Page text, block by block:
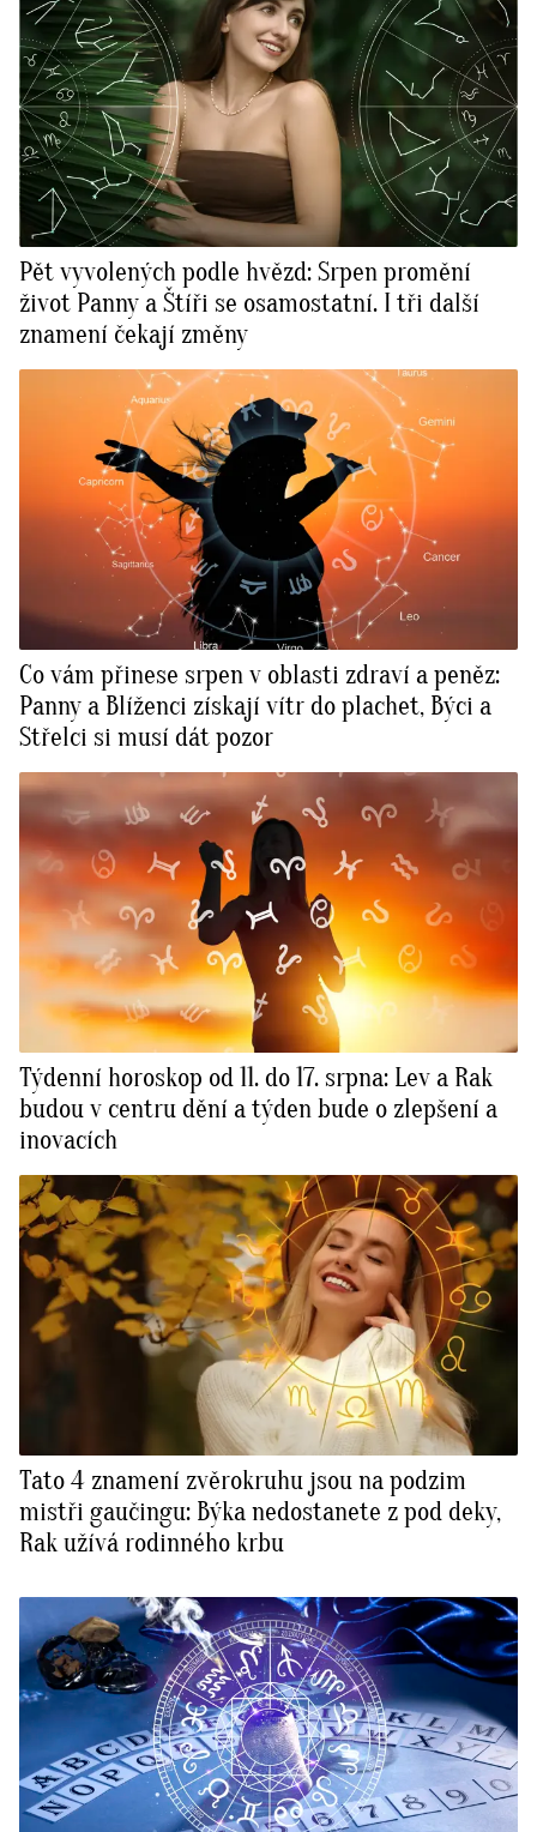
Pět vyvolených podle hvězd: Srpen promění
život Panny a Štíři se osamostatní. I tři další
znamení čekají změny
Co vám přinese srpen v oblasti zdraví a peněz:
Panny a Blíženci získají vítr do plachet, Býci a
Střelci si musí dát pozor
Týdenní horoskop od 11. do 17. srpna: Lev a Rak
budou v centru dění a týden bude o zlepšení a
inovacích
Tato 4 znamení zvěrokruhu jsou na podzim
mistři gaučingu: Býka nedostanete z pod deky,
Rak užívá rodinného krbu